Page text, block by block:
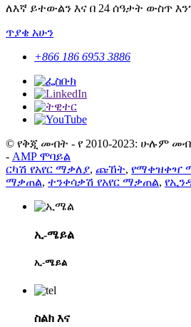
ለእኛ ይተውልን እና በ 24 ሰዓታት ውስጥ
ጥያቄ አሁን
+866 186 6953 3886
© የቅጂ መብት - የ 2010-2023: ሁሉም
- AMP ሞባይል
ርካሽ የአየር ማቃለያ, ጩኸት, የማቀዝቀዣ
ማቃጠል, ተንቀሳቃሽ የአየር ማቃጠል,
ኢ-ሜይል
ኢ-ሜይል
ስልክ እና